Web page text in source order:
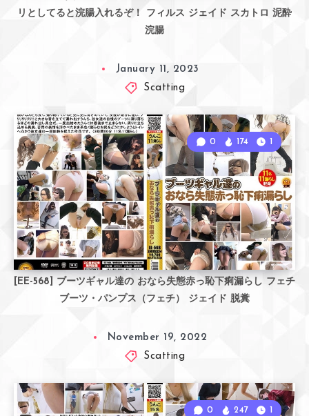
リとしてると浣腸入れるぞ！ フィルス ジェイド スカトロ 泥酔
浣腸
January 11, 2023
Scatting
[EE-568] ブーツギャル達の おなら失態赤っ恥下痢漏らし フェチ
ブーツ・パンプス（フェチ） ジェイド 脱糞
0 174 1
November 19, 2022
Scatting
0 247 1